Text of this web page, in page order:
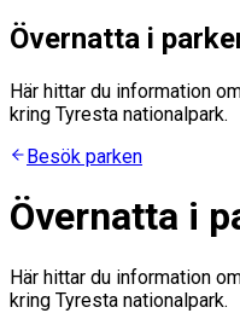
Övernatta i
Här hittar du information
kring Tyresta nationalpark.
Besök parken
Övernatta i
Här hittar du information
kring Tyresta nationalpark.